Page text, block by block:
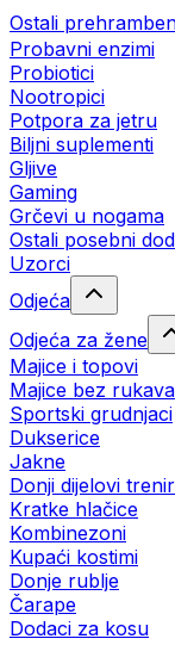
Ostali
Probavni enzimi
Probiotici
Nootropici
Potpora za jetru
Biljni suplementi
Gljive
Gaming
Grčevi u nogama
Ostali posebni
Uzorci
Odjeća
Odjeća za žene
Majice i topovi
Majice bez rukava
Sportski grudnjaci
Dukserice
Jakne
Donji dijelovi
Kratke hlačice
Kombinezoni
Kupaći kostimi
Donje rublje
Čarape
Dodaci za kosu